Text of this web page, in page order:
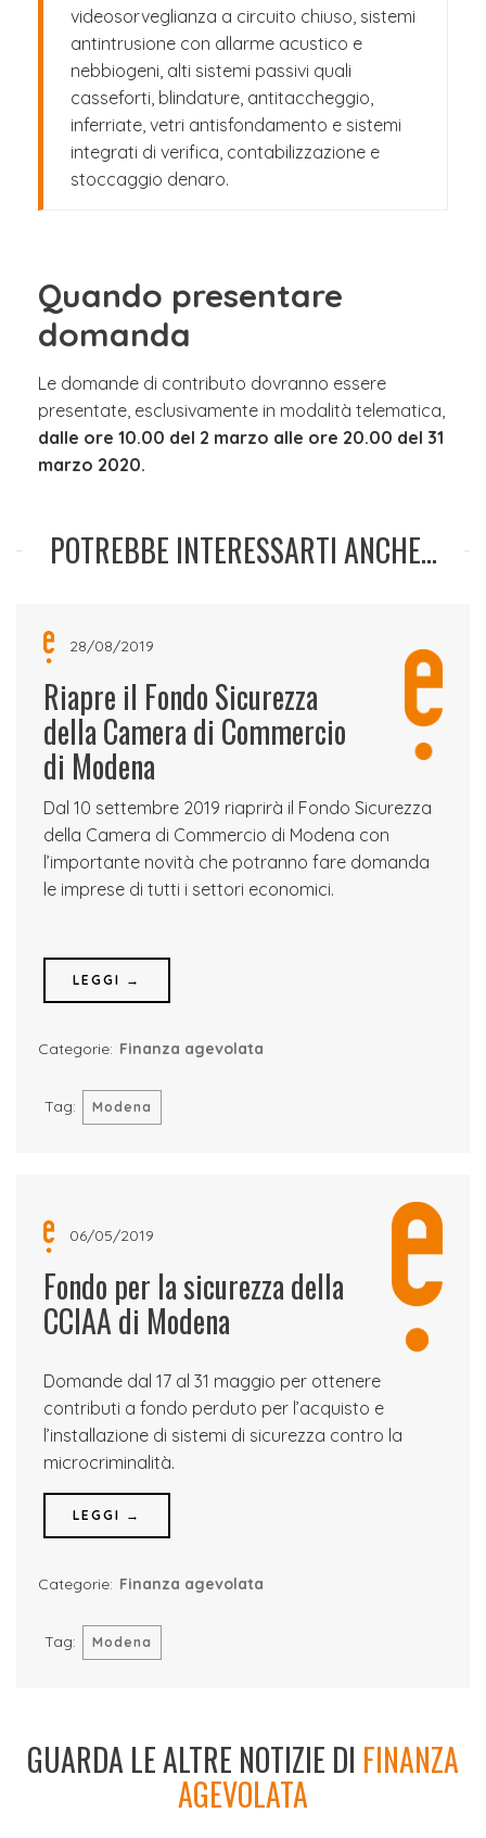
videosorveglianza a circuito chiuso, sistemi
antintrusione con allarme acustico e
nebbiogeni, alti sistemi passivi quali
casseforti, blindature, antitaccheggio,
inferriate, vetri antisfondamento e sistemi
integrati di verifica, contabilizzazione e
stoccaggio denaro.
Quando presentare
domanda
Le domande di contributo dovranno essere
presentate, esclusivamente in modalità telematica,
dalle ore 10.00 del 2 marzo alle ore 20.00 del 31
marzo 2020.
POTREBBE INTERESSARTI ANCHE...
28/08/2019
Riapre il Fondo Sicurezza
della Camera di Commercio
di Modena
Dal 10 settembre 2019 riaprirà il Fondo Sicurezza
della Camera di Commercio di Modena con
l’importante novità che potranno fare domanda
le imprese di tutti i settori economici.
LEGGI →
Categorie: Finanza agevolata
Tag: Modena
06/05/2019
Fondo per la sicurezza della
CCIAA di Modena
Domande dal 17 al 31 maggio per ottenere
contributi a fondo perduto per l’acquisto e
l’installazione di sistemi di sicurezza contro la
microcriminalità.
LEGGI →
Categorie: Finanza agevolata
Tag: Modena
GUARDA LE ALTRE NOTIZIE DI FINANZA
AGEVOLATA